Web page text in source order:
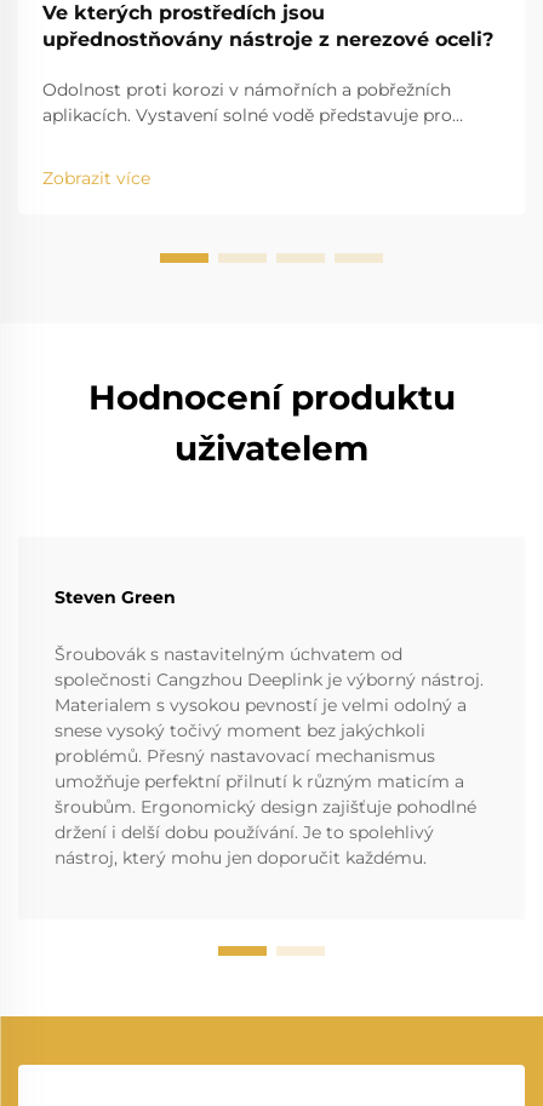
Ve kterých prostředích jsou
upřednostňovány nástroje z nerezové oceli?
Odolnost proti korozi v námořních a pobřežních
aplikacích. Vystavení solné vodě představuje pro
problém solné vody, která se zabodává do běžných
nástrojů a způsobuje jejich poškození, je dobře známý.
Zobrazit více
Hodnocení produktu
uživatelem
Steven Green
Šroubovák s nastavitelným úchvatem od
společnosti Cangzhou Deeplink je výborný nástroj.
Materialem s vysokou pevností je velmi odolný a
snese vysoký točivý moment bez jakýchkoli
problémů. Přesný nastavovací mechanismus
umožňuje perfektní přilnutí k různým maticím a
šroubům. Ergonomický design zajišťuje pohodlné
držení i delší dobu používání. Je to spolehlivý
nástroj, který mohu jen doporučit každému.